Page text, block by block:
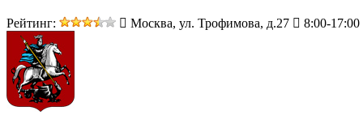
Рейтинг: Москва, ул. Трофимова, д.27 8:00-17:00